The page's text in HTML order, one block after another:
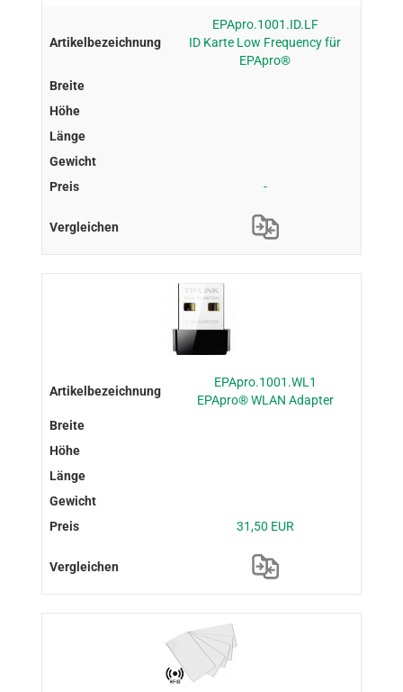
EPApro.1001.ID.LF
ID Karte Low Frequency für
EPApro®
-
EPApro.1001.WL1
EPApro® WLAN Adapter
31,50 EUR